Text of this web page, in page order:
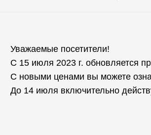
Уважаемые посетители!
С 15 июля 2023 г. обновляется
С новыми ценами вы можете
До 14 июля включительно